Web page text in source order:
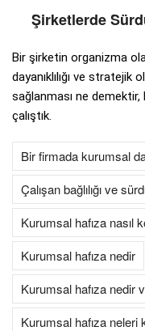
Şirketlerde
Bir şirketin organizma
dayanıklılığı ve stratejik
sağlanması ne
çalıştık.
Bir firmada kurumsal
Çalışan bağlılığı ve
Kurumsal hafıza nasıl
Kurumsal hafıza nedir
Kurumsal hafıza nedir
Kurumsal hafıza neleri